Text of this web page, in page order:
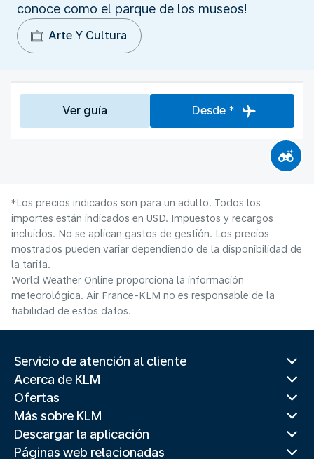
conoce como el parque de los museos!
Arte Y Cultura
Ver guía Desde *
*Los precios indicados son para un adulto. Todos los
importes están indicados en USD. Impuestos y recargos
incluidos. No se aplican gastos de gestión. Los precios
mostrados pueden variar dependiendo de la disponibilidad de
la tarifa.
World Weather Online proporciona la información
meteorológica. Air France-KLM no es responsable de la
fiabilidad de estos datos.
Servicio de atención al cliente
Acerca de KLM
Ofertas
Más sobre KLM
Descargar la aplicación
Páginas web relacionadas